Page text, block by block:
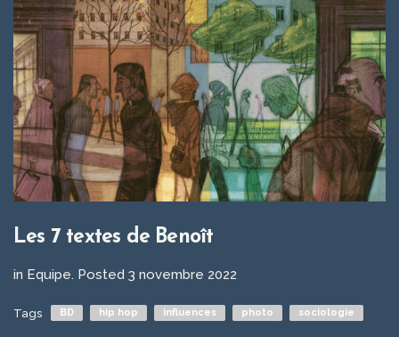
Les 7 textes de Benoît
in Equipe. Posted 3 novembre 2022
Tags BD hip hop influences photo sociologie